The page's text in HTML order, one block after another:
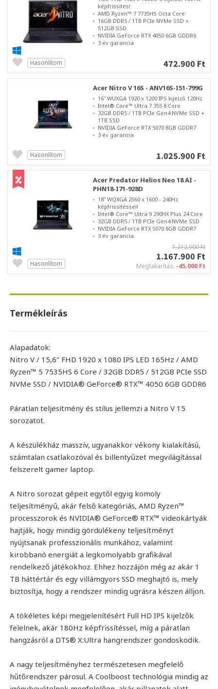
képfrissítés!
AMD Ryzen™ 7 7735HS Octa Core
16GB DDR5 / 1TB PCIe NVMe SSD +
512GB SSD
NVIDIA GeForce RTX 4050 6GB GDDR6
3 év garancia
472.900 Ft
Hasonlítom
Acer Nitro V 16S - ANV16S-I51-799G
16" WUXGA 1920 x 1200 IPS kijelző 120Hz
Intel® Core™ Ultra 7 355 8 Core
32GB DDR5 / 1TB PCIe Gen4 NVMe SSD +
1TB SSD
NVIDIA GeForce RTX 5070 8GB GDDR7
3 év garancia
1.025.900 Ft
Hasonlítom
Acer Predator Helios Neo 18 AI -
PHN18-I71-928D
18" WQXGA 2560 x 1600 - 240Hz
képfrissítéssel!
Intel® Core™ Ultra 9 290HX Plus 24 Core
32GB DDR5 / 1TB PCIe Gen4 NVMe SSD
NVIDIA GeForce RTX 5070 8GB GDDR7
3 év garancia
1.212.900 Ft
1.167.900 Ft
Megtakarítás: -45.000 Ft
Hasonlítom
Termékleírás
Alapadatok:
Nitro V / 15,6" FHD 1920 x 1080 IPS LED 165Hz / AMD
Ryzen™ 5 7535HS 6 Core / 32GB DDR5 / 512GB PCIe SSD
NVMe SSD / NVIDIA® GeForce® RTX™ 4050 6GB GDDR6
Páratlan teljesítmény és stílus jellemzi a Nitro V 15
sorozatot.
A készülékház masszív, ugyanakkor vékony kialakítású,
számtalan csatlakozóval és billentyűzet megvilágítással
felszerelt gamer laptop.
A Nitro sorozat gépeit egytől egyig komoly
teljesítményű, akár felső kategóriás, AMD Ryzen™
processzorok és NVIDIA® GeForce® RTX™ videokártyák
hajtják, hogy mindig gördülékeny teljesítményt
nyújtsanak professzionális munkához, valamint
kirobbanó energiát a legkomolyabb grafikával
rendelkező játékokhoz. Ehhez hozzájön még az akár 1
TB háttértár és egy villámgyors SSD meghajtó is, mely
biztosítja, hogy a rendszer mindig ugrásra készen álljon.
A tökéletes képi megjelenítésért Full HD IPS kijelzők
felelnek, akár 180Hz képfrissítéssel, míg a páratlan
hangzásról a DTS® X:Ultra hangrendszer gondoskodik.
A nagy teljesítményhez természetesen megfelelő
hűtőrendszer párosul. A Coolboost technológia mindig az